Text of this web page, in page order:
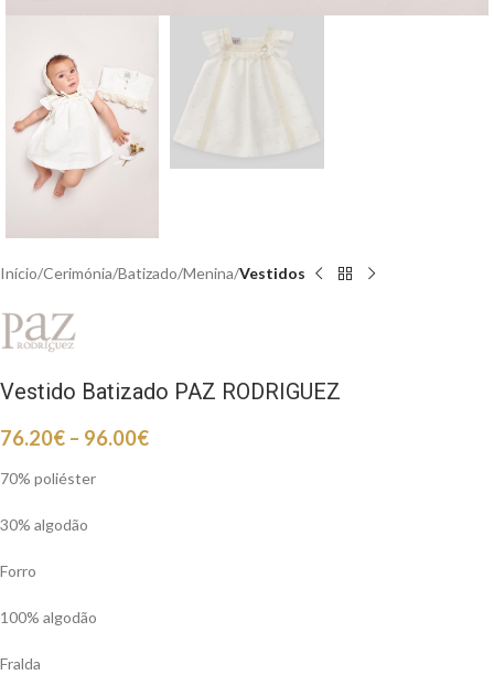
Início Cerimónia Batizado Menina Vestidos
Vestido Batizado PAZ RODRIGUEZ
76.20€ – 96.00€
70% poliéster
30% algodão
Forro
100% algodão
Fralda